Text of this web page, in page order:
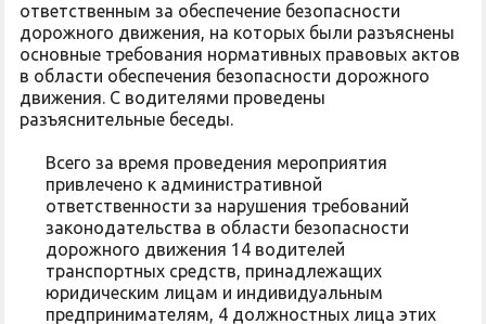
ответственным за обеспечение безопасности
дорожного движения, на которых были разъяснены
основные требования нормативных правовых актов
в области обеспечения безопасности дорожного
движения. С водителями проведены
разъяснительные беседы.
Всего за время проведения мероприятия
привлечено к административной
ответственности за нарушения требований
законодательства в области безопасности
дорожного движения 14 водителей
транспортных средств, принадлежащих
юридическим лицам и индивидуальным
предпринимателям, 4 должностных лица этих